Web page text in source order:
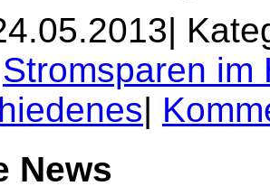
|
Stromsparen im
|
News